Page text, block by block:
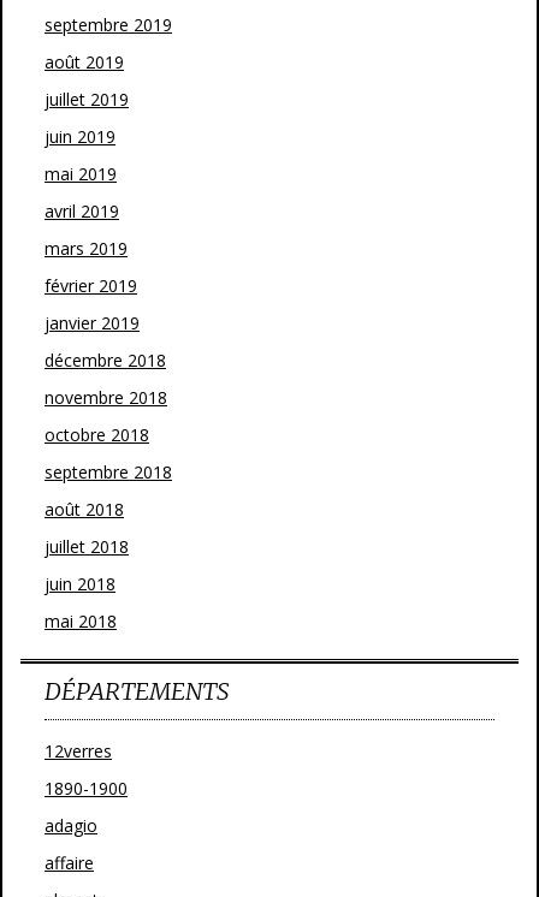
septembre 2019
août 2019
juillet 2019
juin 2019
mai 2019
avril 2019
mars 2019
février 2019
janvier 2019
décembre 2018
novembre 2018
octobre 2018
septembre 2018
août 2018
juillet 2018
juin 2018
mai 2018
DÉPARTEMENTS
12verres
1890-1900
adagio
affaire